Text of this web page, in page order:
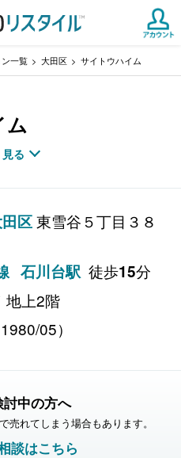
一覧 大田区 サイトウハイム
ム
る
区東雪谷５丁目３８
石川台駅 徒歩15分
地上2階
05）
討中の方へ
売れてしまう場合もあります。
談はこちら